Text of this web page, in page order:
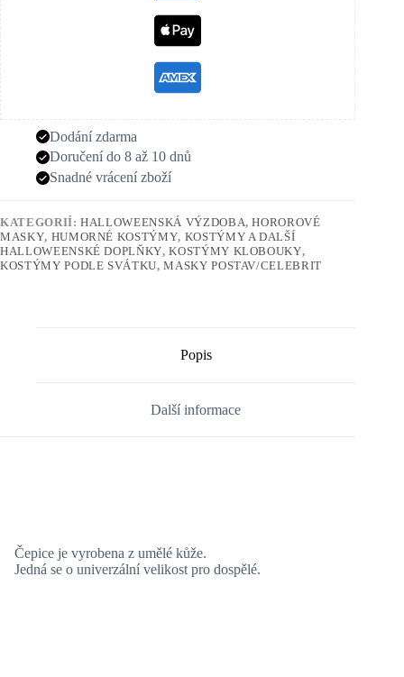
Dodání zdarma
Doručení do 8 až 10 dnů
Snadné vrácení zboží
KATEGORIÍ:HALLOWEENSKÁ VÝZDOBA,HOROROVÉ
MASKY, HUMORNÉ KOSTÝMY, KOSTÝMY A DALŠÍ
HALLOWEENSKÉ DOPLŇKY,KOSTÝMY KLOBOUKY,
KOSTÝMY PODLE SVÁTKU,MASKY POSTAV/CELEBRIT
Popis
Další informace
Čepice je vyrobena z umělé kůže.
Jedná se o univerzální velikost pro dospělé.